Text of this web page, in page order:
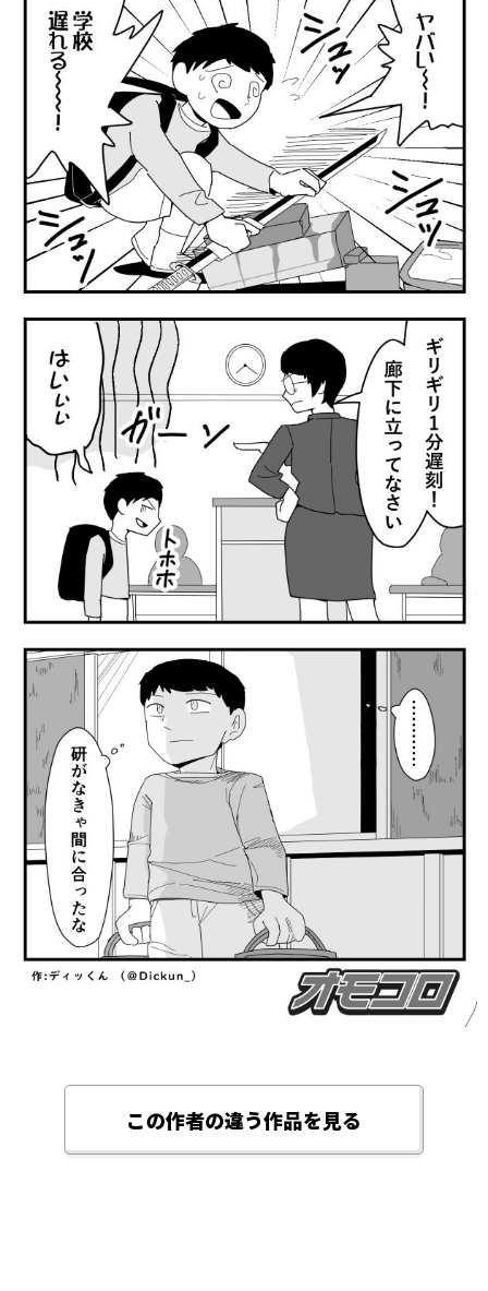
この作者の違う作品を見る